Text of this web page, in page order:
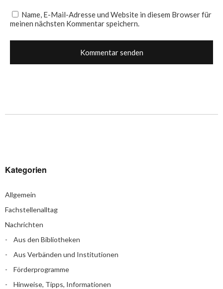
Name, E-Mail-Adresse und Website in diesem Browser für
meinen nächsten Kommentar speichern.
Kategorien
Allgemein
Fachstellenalltag
Nachrichten
Aus den Bibliotheken
Aus Verbänden und Institutionen
Förderprogramme
Hinweise, Tipps, Informationen